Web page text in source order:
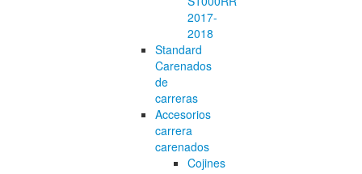
2017-
2018
Standard
Carenados
de
carreras
Accesorios
carrera
carenados
Cojines